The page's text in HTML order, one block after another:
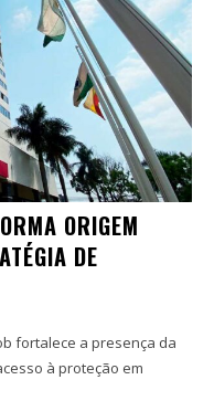
ORIGEM
DE
fortalece a presença da
à proteção em